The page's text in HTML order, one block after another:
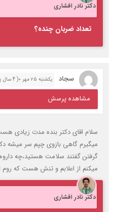
دکتر نادر افشاری
تعداد ضربان چنده؟
سجاد یکشنبه ۲۵ مهر ۰( 4 سال پیش)
مشاهده پرسش
سلام اقای دکتر بنده مدت زیادی
میگیرم گاهی بازوی چپم سر میشه
گرفتن گفتند سلامت هستید،چه
میکنم از اعلابم و تنش هست که روم ایجاد
دکتر نادر افشاری